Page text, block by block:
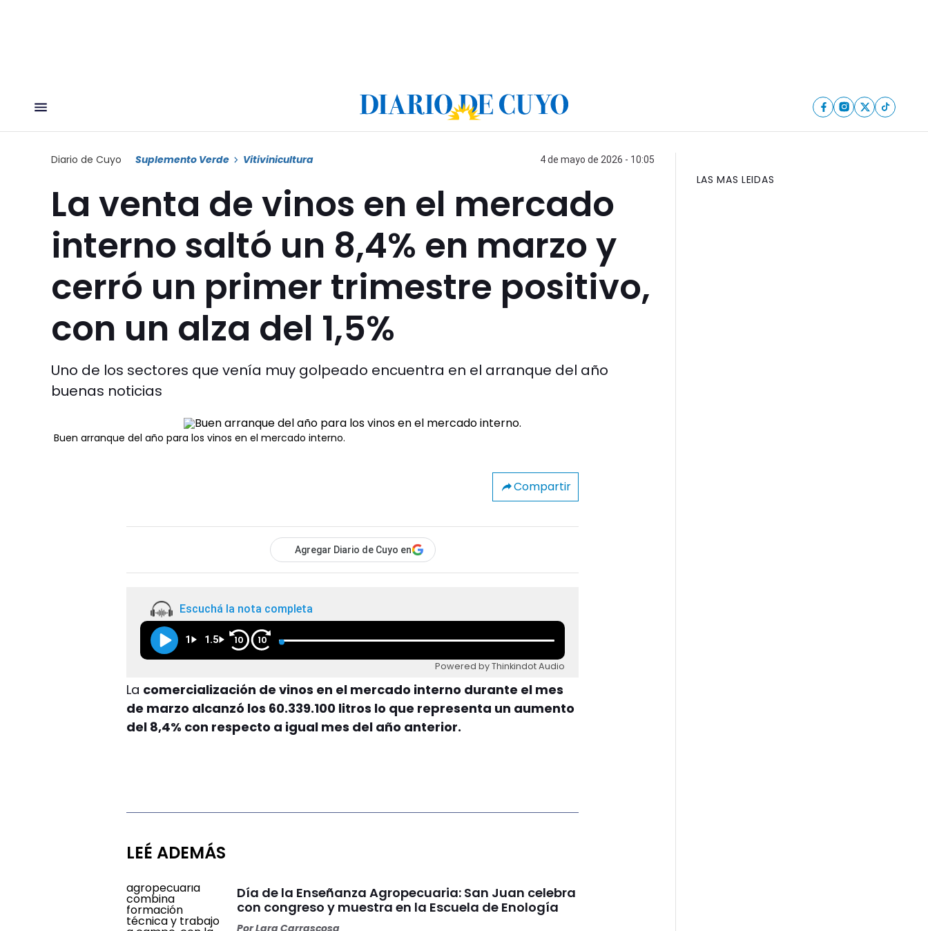
Diario de Cuyo Suplemento Verde Vitivinicultura 4 de mayo de 2026 - 10:05
La venta de vinos en el mercado
interno saltó un 8,4% en marzo y
cerró un primer trimestre positivo,
con un alza del 1,5%
Uno de los sectores que venía muy golpeado encuentra en el arranque del año
buenas noticias
Buen arranque del año para los vinos en el mercado interno.
Compartir
Agregar Diario de Cuyo en
Escuchá la nota completa
1 1.5 10 10
Powered by Thinkindot Audio
La comercialización de vinos en el mercado interno durante el mes
de marzo alcanzó los 60.339.100 litros lo que representa un aumento
del 8,4% con respecto a igual mes del año anterior.
LEÉ ADEMÁS
Día de la Enseñanza Agropecuaria: San Juan celebra
con congreso y muestra en la Escuela de Enología
PorLara Carrascosa
LAS MAS LEIDAS